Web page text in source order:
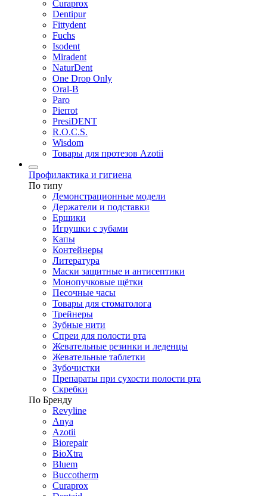
Curaprox
Dentipur
Fittydent
Fuchs
Isodent
Miradent
NaturDent
One Drop Only
Oral-B
Paro
Pierrot
PresiDENT
R.O.C.S.
Wisdom
Товары для протезов Azotii
Профилактика и гигиена
По типу
Демонстрационные модели
Держатели и подставки
Ершики
Игрушки с зубами
Капы
Контейнеры
Литература
Маски защитные и антисептики
Монопучковые щётки
Песочные часы
Товары для стоматолога
Трейнеры
Зубные нити
Спреи для полости рта
Жевательные резинки и леденцы
Жевательные таблетки
Зубочистки
Препараты при сухости полости рта
Скребки
По Бренду
Revyline
Anya
Azotii
Biorepair
BioXtra
Bluem
Buccotherm
Curaprox